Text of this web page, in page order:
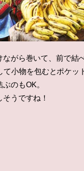
がら巻いて、前で結
て小物を包むとポケッ
のもOK。
うですね！